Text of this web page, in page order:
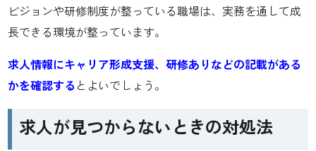
ビジョンや研修制度が整っている職場は、実務を通して成
長できる環境が整っています。
求人情報にキャリア形成支援、研修ありなどの記載がある
かを確認する とよいでしょう。
求人が見つからないときの対処法